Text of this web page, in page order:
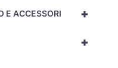
+
E ACCESSORI
+